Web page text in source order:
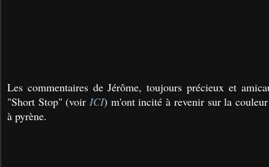
Les commentaires de Jérôme, toujours précieux et
"Short Stop" (voirICI) m'ont incité à revenir sur la
à pyrène.